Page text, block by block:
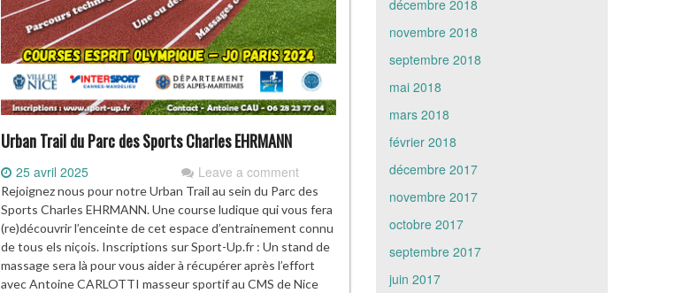
Urban Trail du Parc des Sports Charles EHRMANN
25 avril 2025 Leave a comment
Rejoignez nous pour notre Urban Trail au sein du Parc des
Sports Charles EHRMANN. Une course ludique qui vous fera
(re)découvrir l’enceinte de cet espace d’entrainement connu
de tous els niçois. Inscriptions sur Sport-Up.fr : Un stand de
massage sera là pour vous aider à récupérer après l’effort
avec Antoine CARLOTTI masseur sportif au CMS de Nice
décembre 2018
novembre 2018
septembre 2018
mai 2018
mars 2018
février 2018
décembre 2017
novembre 2017
octobre 2017
septembre 2017
juin 2017